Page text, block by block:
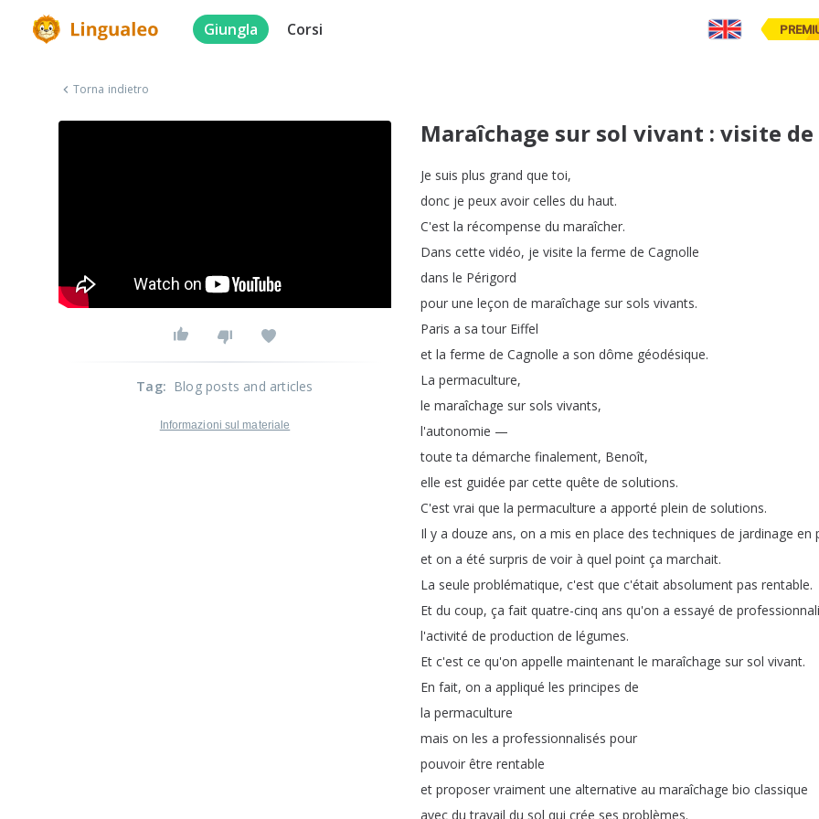
Giungla Corsi
Torna indietro
Maraîchage sur sol vivant : visite
Je suis plus grand que toi,
donc je peux avoir celles du haut.
C'est la récompense du maraîcher.
Dans cette vidéo, je visite la ferme de Cagnolle
dans le Périgord
pour une leçon de maraîchage sur sols vivants.
Paris a sa tour Eiffel
et la ferme de Cagnolle a son dôme géodésique.
La permaculture,
le maraîchage sur sols vivants,
l'autonomie —
toute ta démarche finalement, Benoît,
elle est guidée par cette quête de solutions.
C'est vrai que la permaculture a apporté plein de solutions.
Il y a douze ans, on a mis en place des techniques de jardinage en
et on a été surpris de voir à quel point ça marchait.
La seule problématique, c'est que c'était absolument pas rentable.
Et du coup, ça fait quatre-cinq ans qu'on a essayé de
l'activité de production de légumes.
Et c'est ce qu'on appelle maintenant le maraîchage sur sol vivant.
En fait, on a appliqué les principes de
la permaculture
mais on les a professionnalisés pour
pouvoir être rentable
et proposer vraiment une alternative au maraîchage bio classique
avec du travail du sol qui crée ses problèmes.
Tag: Blog posts and articles
Informazioni sul materiale